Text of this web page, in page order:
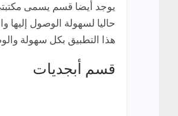
يوجد أيضا قسم يسمى مكتبتي
حاليا لسهولة الوصول
هذا التطبيق بكل سهولة
قسم أبجديات